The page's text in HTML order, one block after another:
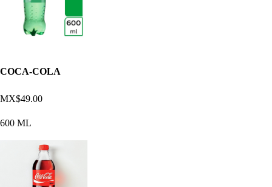
COCA-COLA
MX$49.00
600 ML